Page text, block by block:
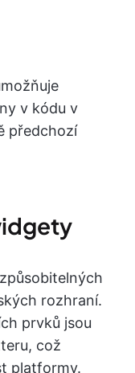
v kódu v
předchozí
rozhraní.
prvků jsou
což
platformy.